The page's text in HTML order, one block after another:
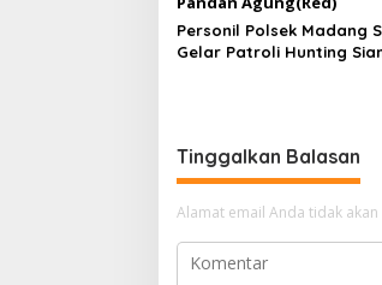
Personil Polsek Madang
Gelar Patroli Hunting
Tinggalkan Balasan
Alamat email Anda tidak